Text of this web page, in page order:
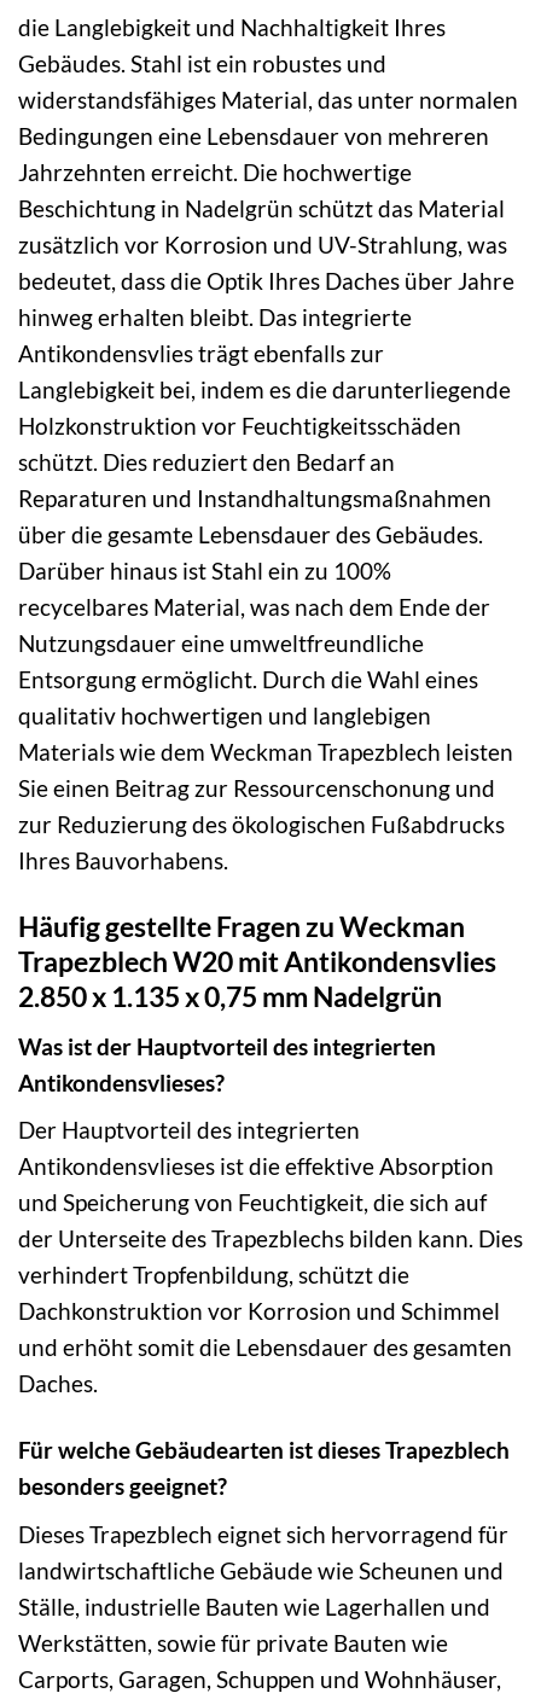
die Langlebigkeit und Nachhaltigkeit Ihres
Gebäudes. Stahl ist ein robustes und
widerstandsfähiges Material, das unter normalen
Bedingungen eine Lebensdauer von mehreren
Jahrzehnten erreicht. Die hochwertige
Beschichtung in Nadelgrün schützt das Material
zusätzlich vor Korrosion und UV-Strahlung, was
bedeutet, dass die Optik Ihres Daches über Jahre
hinweg erhalten bleibt. Das integrierte
Antikondensvlies trägt ebenfalls zur
Langlebigkeit bei, indem es die darunterliegende
Holzkonstruktion vor Feuchtigkeitsschäden
schützt. Dies reduziert den Bedarf an
Reparaturen und Instandhaltungsmaßnahmen
über die gesamte Lebensdauer des Gebäudes.
Darüber hinaus ist Stahl ein zu 100%
recycelbares Material, was nach dem Ende der
Nutzungsdauer eine umweltfreundliche
Entsorgung ermöglicht. Durch die Wahl eines
qualitativ hochwertigen und langlebigen
Materials wie dem Weckman Trapezblech leisten
Sie einen Beitrag zur Ressourcenschonung und
zur Reduzierung des ökologischen Fußabdrucks
Ihres Bauvorhabens.
Häufig gestellte Fragen zu Weckman
Trapezblech W20 mit Antikondensvlies
2.850 x 1.135 x 0,75 mm Nadelgrün
Was ist der Hauptvorteil des integrierten
Antikondensvlieses?
Der Hauptvorteil des integrierten
Antikondensvlieses ist die effektive Absorption
und Speicherung von Feuchtigkeit, die sich auf
der Unterseite des Trapezblechs bilden kann. Dies
verhindert Tropfenbildung, schützt die
Dachkonstruktion vor Korrosion und Schimmel
und erhöht somit die Lebensdauer des gesamten
Daches.
Für welche Gebäudearten ist dieses Trapezblech
besonders geeignet?
Dieses Trapezblech eignet sich hervorragend für
landwirtschaftliche Gebäude wie Scheunen und
Ställe, industrielle Bauten wie Lagerhallen und
Werkstätten, sowie für private Bauten wie
Carports, Garagen, Schuppen und Wohnhäuser,